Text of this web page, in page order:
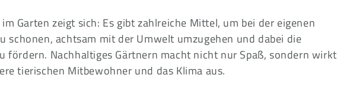
Garten zeigt sich: Es gibt zahlreiche Mittel, um bei der eigenen
schonen, achtsam mit der Umwelt umzugehen und dabei die
fördern. Nachhaltiges Gärtnern macht nicht nur Spaß, sondern wirkt
tierischen Mitbewohner und das Klima aus.